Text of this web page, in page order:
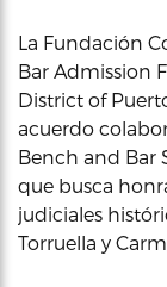
La Fundación
Bar Admission
District of
acuerdo
Bench and Bar
que busca
judiciales
Torruella y